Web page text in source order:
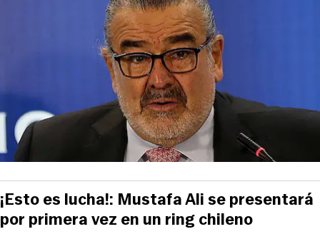
¡Esto es lucha!: Mustafa Ali se presentará
por primera vez en un ring chileno